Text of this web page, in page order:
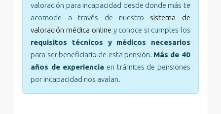
valoración para incapacidad desde donde más te
acomode a través de nuestro sistema de
valoración médica online y conoce si cumples los
requisitos técnicos y médicos necesarios
para ser beneficiario de esta pensión. Más de 40
años de experiencia en trámites de pensiones
por incapacidad nos avalan.